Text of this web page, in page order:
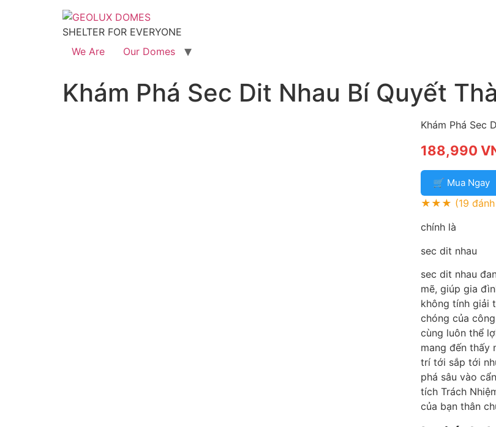
SHELTER FOR EVERYONE
We Are
Our Domes
Khám Phá Sec Dit Nhau Bí Quyết
Khám Phá Sec
188,990
🛒 Mua Ngay
★★★ (19
chính là
sec dit nhau
sec dit nhau
mẽ, giúp gia
không tính giải
chóng của
cùng luôn thể
mang đến thấy
trí tới sắp tới
phá sâu vào
tích Trách
của bạn thân